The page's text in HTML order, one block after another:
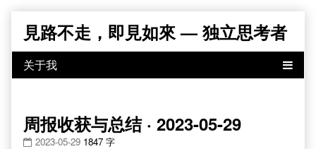
content
見路不走，即見如來 — 独立思考者
周报收获与总结 · 2023-05-29
2023-05-29 1847 字